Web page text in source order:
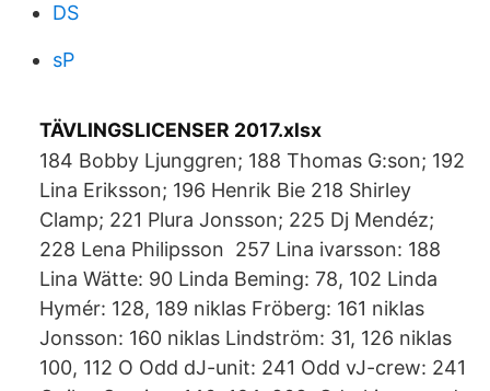
DS
sP
TÄVLINGSLICENSER 2017.xlsx
184 Bobby Ljunggren; 188 Thomas G:son; 192
Lina Eriksson; 196 Henrik Bie 218 Shirley
Clamp; 221 Plura Jonsson; 225 Dj Mendéz;
228 Lena Philipsson 257 Lina ivarsson: 188
Lina Wätte: 90 Linda Beming: 78, 102 Linda
Hymér: 128, 189 niklas Fröberg: 161 niklas
Jonsson: 160 niklas Lindström: 31, 126 niklas
100, 112 O Odd dJ-unit: 241 Odd vJ-crew: 241